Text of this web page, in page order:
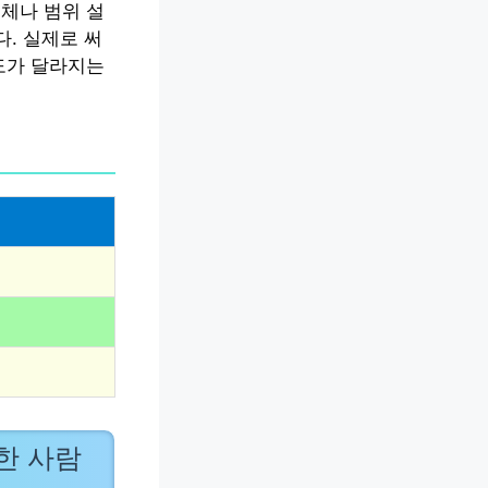
나 범위 설
. 실제로 써
달라지는
사람